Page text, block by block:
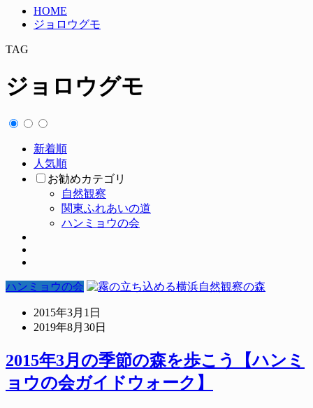
HOME
ジョロウグモ
TAG
ジョロウグモ
新着順
人気順
お勧めカテゴリ
自然観察
関東ふれあいの道
ハンミョウの会
ハンミョウの会
2015年3月1日
2019年8月30日
2015年3月の季節の森を歩こう【ハンミ
ョウの会ガイドウォーク】